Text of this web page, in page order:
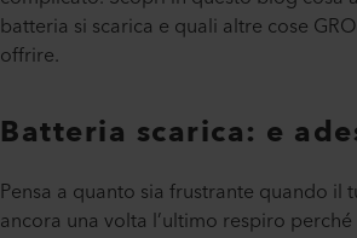
batteria si scarica e quali altre cose
offrire.
Batteria scarica: e
Pensa a quanto sia frustrante quando il
ancora una volta l’ultimo respiro